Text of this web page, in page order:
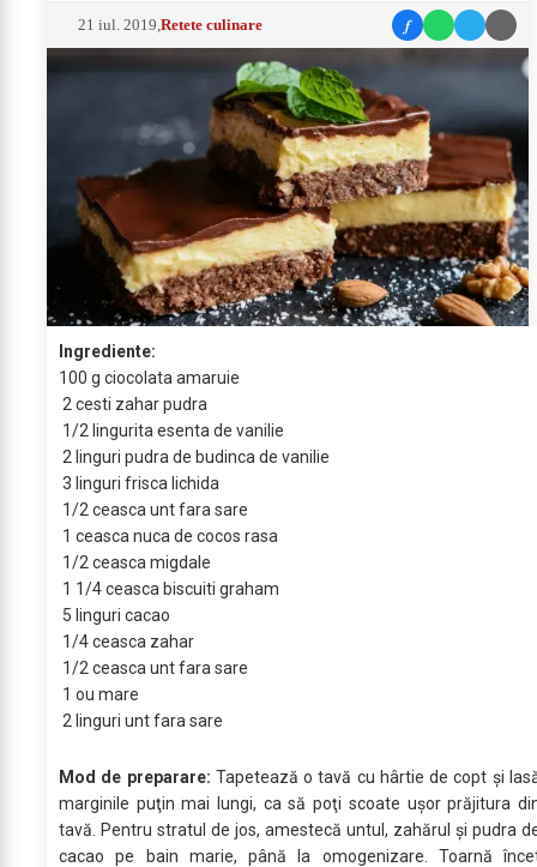
21 iul. 2019 ,Retete culinare f
Ingrediente:
100 g ciocolata amaruie
2 cesti zahar pudra
1/2 lingurita esenta de vanilie
2 linguri pudra de budinca de vanilie
3 linguri frisca lichida
1/2 ceasca unt fara sare
1 ceasca nuca de cocos rasa
1/2 ceasca migdale
1 1/4 ceasca biscuiti graham
5 linguri cacao
1/4 ceasca zahar
1/2 ceasca unt fara sare
1 ou mare
2 linguri unt fara sare
Mod de preparare: Tapetează o tavă cu hârtie de copt şi
marginile puţin mai lungi, ca să poţi scoate uşor prăjitura
tavă. Pentru stratul de jos, amestecă untul, zahărul şi pudra
cacao pe bain marie, până la omogenizare. Toarnă